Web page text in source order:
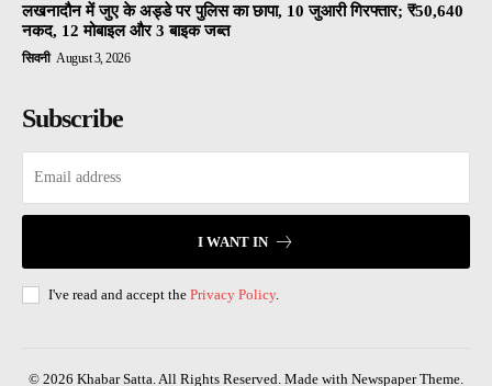
लखनादौन में जुए के अड्डे पर पुलिस का छापा, 10 जुआरी गिरफ्तार; ₹50,640
नकद, 12 मोबाइल और 3 बाइक जब्त
सिवनी August 3, 2026
Subscribe
I WANT IN
I've read and accept the Privacy Policy.
© 2026 Khabar Satta. All Rights Reserved. Made with Newspaper Theme.